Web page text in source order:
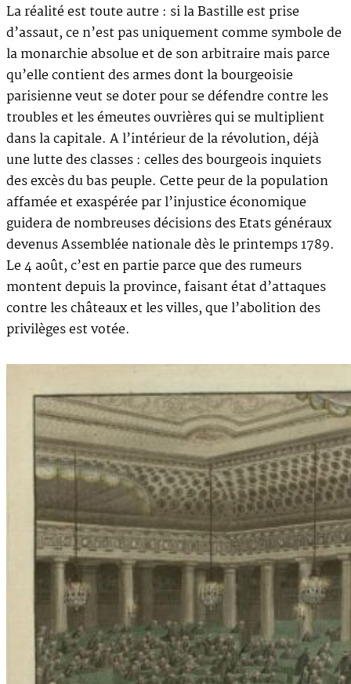
La réalité est toute autre : si la Bastille est prise
d’assaut, ce n’est pas uniquement comme symbole de
la monarchie absolue et de son arbitraire mais parce
qu’elle contient des armes dont la bourgeoisie
parisienne veut se doter pour se défendre contre les
troubles et les émeutes ouvrières qui se multiplient
dans la capitale. A l’intérieur de la révolution, déjà
une lutte des classes : celles des bourgeois inquiets
des excès du bas peuple. Cette peur de la population
affamée et exaspérée par l’injustice économique
guidera de nombreuses décisions des Etats généraux
devenus Assemblée nationale dès le printemps 1789.
Le 4 août, c’est en partie parce que des rumeurs
montent depuis la province, faisant état d’attaques
contre les châteaux et les villes, que l’abolition des
privilèges est votée.